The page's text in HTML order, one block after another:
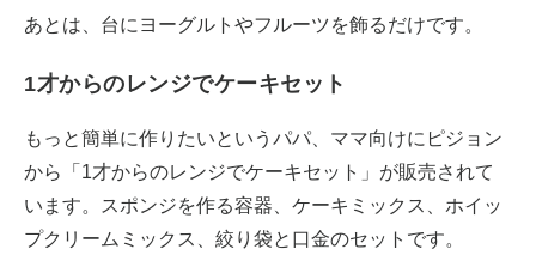
あとは、台にヨーグルトやフルーツを飾るだけです。
1才からのレンジでケーキセット
もっと簡単に作りたいというパパ、ママ向けにピジョン
から「1才からのレンジでケーキセット」が販売されて
います。スポンジを作る容器、ケーキミックス、ホイッ
プクリームミックス、絞り袋と口金のセットです。